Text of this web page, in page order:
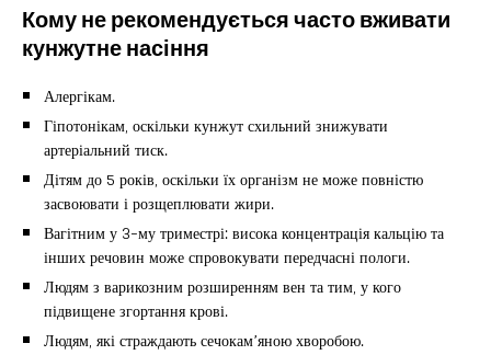
Кому не рекомендується часто вживати
кунжутне насіння
Алергікам.
Гіпотонікам, оскільки кунжут схильний знижувати
артеріальний тиск.
Дітям до 5 років, оскільки їх організм не може повністю
засвоювати і розщеплювати жири.
Вагітним у 3-му триместрі: висока концентрація кальцію та
інших речовин може спровокувати передчасні пологи.
Людям з варикозним розширенням вен та тим, у кого
підвищене згортання крові.
Людям, які страждають сечокам’яною хворобою.